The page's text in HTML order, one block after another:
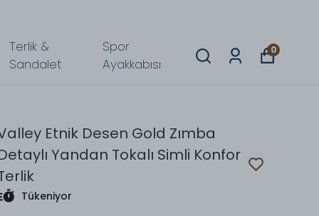
Terlik &
Sandalet
Spor
Ayakkabısı
0
Etnik Desen Gold Zımba
Yandan Tokalı Simli Konfor
Tükeniyor